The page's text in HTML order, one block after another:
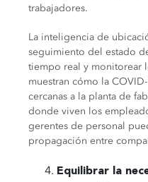
trabajadores.
La inteligencia de
seguimiento del estado
tiempo real y monitorear
muestran cómo la
cercanas a la planta de
donde viven los
gerentes de personal
propagación entre
Equilibrar la